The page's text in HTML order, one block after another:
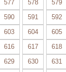
577 578 579
590 591 592
603 604 605
616 617 618
629 630 631